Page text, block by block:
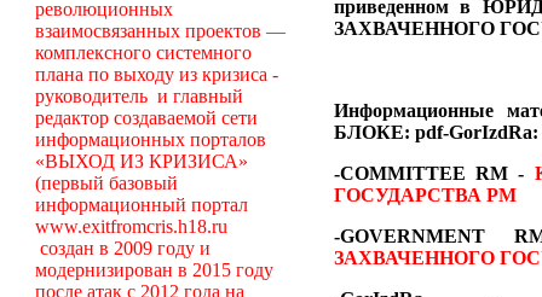
революционных
взаимосвязанных проектов —
комплексного системного
плана по выходу из кризиса -
руководитель и главный
редактор создаваемой сети
информационных порталов
«ВЫХОД ИЗ КРИЗИСА»
(первый базовый
информационный портал
www.exitfromcris.h18.ru
создан в 2009 году и
модернизирован в 2015 году
после атак с 2012 года на
приведенном в
ЗАХВАЧЕННОГО
Информационные
БЛОКЕ: pdf-GorIzdRa:
-COMMITTEE RM -
ГОСУДАРСТВА РМ
-
ЗАХВАЧЕННОГО